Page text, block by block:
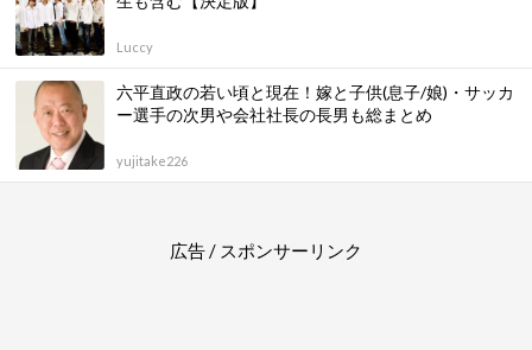
Luccy
六平直政の若い頃と現在！嫁と子供(息子/娘)・サッカ
ー選手の次男や会社社長の長男も総まとめ
yujitake226
広告 / スポンサーリンク